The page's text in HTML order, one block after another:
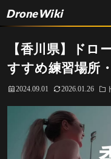
DroneWiki
【香川県】ドロ
すすめ練習場所
2024.09.01 2026.01.26